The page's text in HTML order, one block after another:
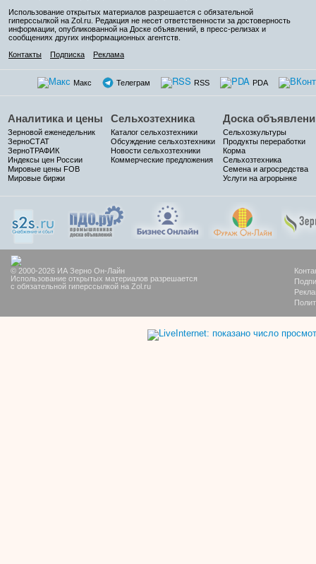
Использование открытых материалов разрешается с обязательной
гиперссылкой на Zol.ru. Редакция не несет ответственности за достоверность
информации, опубликованной на Доске объявлений, в пресс-релизах и
сообщениях других информационных агентств.
Контакты
Подписка Реклама
Макс Телеграм RSS PDA
Аналитика и цены
Зерновой еженедельник
ЗерноСТАТ
ЗерноТРАФИК
Индексы цен России
Мировые цены FOB
Мировые биржи
Сельхозтехника
Каталог сельхозтехники
Обсуждение сельхозтехники
Новости сельхозтехники
Коммерческие предложения
Доска
Сельхозкультуры
Продукты переработки
Корма
Сельхозтехника
Семена и агросредства
Услуги на агрорынке
© 2000-2026 ИА Зерно Он-Лайн
Использование открытых материалов разрешается
с обязательной гиперссылкой на Zol.ru